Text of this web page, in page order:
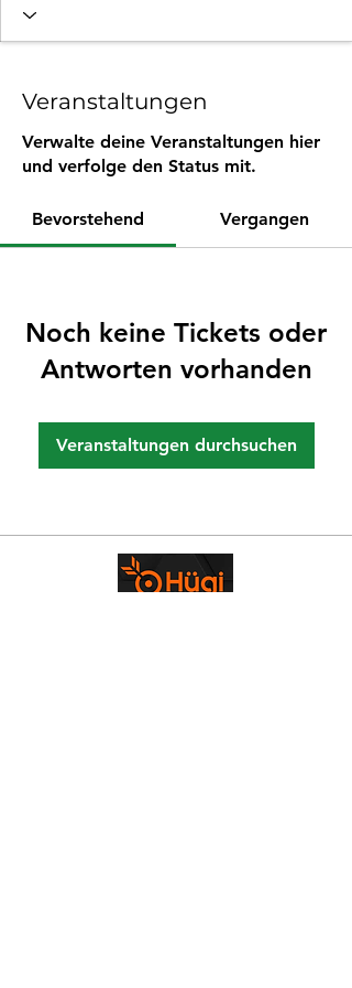
Veranstaltungen
Verwalte deine Veranstaltungen hier
und verfolge den Status mit.
Bevorstehend Vergangen
Noch keine Tickets oder
Antworten vorhanden
Veranstaltungen durchsuchen